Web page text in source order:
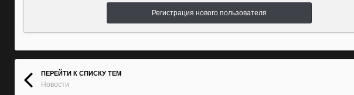
Регистрация нового пользователя
ПЕРЕЙТИ К СПИСКУ ТЕМ
Новости